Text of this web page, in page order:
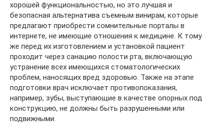
хорошей функциональностью, но это лучшая и
безопасная альтернатива съемным винирам, которые
предлагают приобрести сомнительные порталы в
интернете, не имеющие отношения к медицине. К тому
же перед их изготовлением и установкой пациент
проходит через санацию полости рта, включающую
устранение всех имеющихся стоматологических
проблем, наносящих вред здоровью. Также на этапе
подготовки врач исключает противопоказания,
например, зубы, выступающие в качестве опорных под
конструкцию, не должны быть разрушенными или
подвижными.